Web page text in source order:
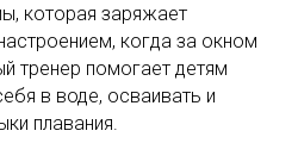
которая заряжает
когда за окном
тренер помогает детям
в воде, осваивать и
плавания.